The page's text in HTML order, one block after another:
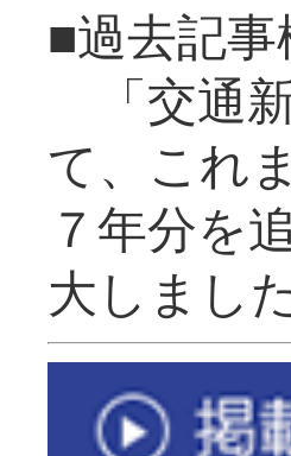
■過去記
「交通
て、これ
７年分を
大し